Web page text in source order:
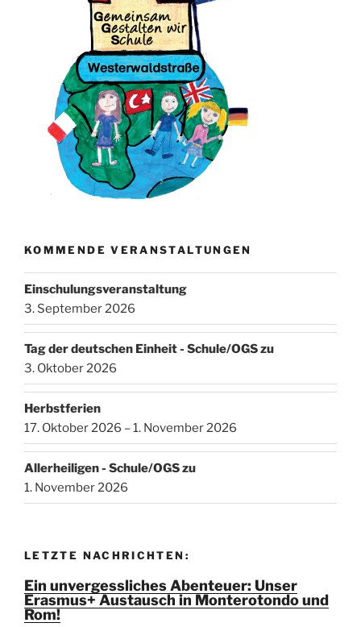
KOMMENDE VERANSTALTUNGEN
Einschulungsveranstaltung
3. September 2026
Tag der deutschen Einheit - Schule/OGS zu
3. Oktober 2026
Herbstferien
17. Oktober 2026 – 1. November 2026
Allerheiligen - Schule/OGS zu
1. November 2026
LETZTE NACHRICHTEN:
Ein unvergessliches Abenteuer: Unser
Erasmus+ Austausch in Monterotondo und
Rom!